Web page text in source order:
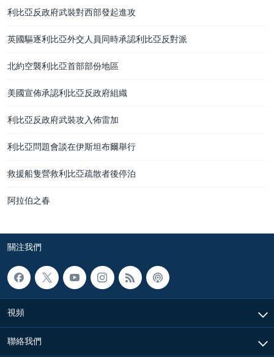
利比亞反政府武裝對西部發起進攻
英國驅逐利比亞外交人員同時承認利比亞反對派
北約空襲利比亞首部部份地區
美國宣佈承認利比亞反政府組織
利比亞反政府武裝攻入佈雷加
利比亞問題會談在伊斯坦布爾舉行
救援船隻營救利比亞疏散者後停泊
阿拉伯之春
關注我們
視頻
聯絡我們